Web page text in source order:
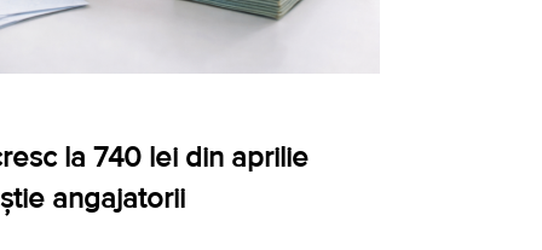
la 740 lei din aprilie
angajatorii